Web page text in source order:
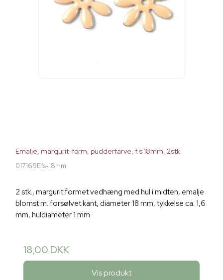
Emalje, margurit-form, pudderfarve, f.s 18mm, 2stk
017169Efs-18mm
2 stk., margurit formet vedhæng med hul i midten, emalje
blomst m. forsølvet kant, diameter 18 mm, tykkelse ca. 1,6
mm, huldiameter 1 mm.
18,00 DKK
Vis produkt